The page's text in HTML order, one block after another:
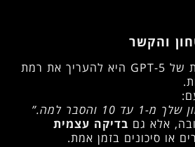
והקשר
אחת היכולות החדשות של GPT-5 היא להעריך את רמת
והסבר למה.”
אלא גם בדיקה עצמית
או סיכונים בזמן אמת.